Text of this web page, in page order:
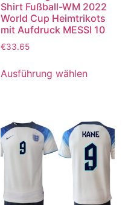
Shirt Fußball-WM 2022
World Cup Heimtrikots
mit Aufdruck MESSI 10
€33.65
Ausführung wählen